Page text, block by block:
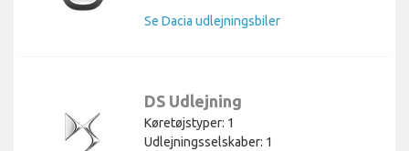
Se Dacia udlejningsbiler
DS Udlejning
Køretøjstyper: 1
Udlejningsselskaber: 1